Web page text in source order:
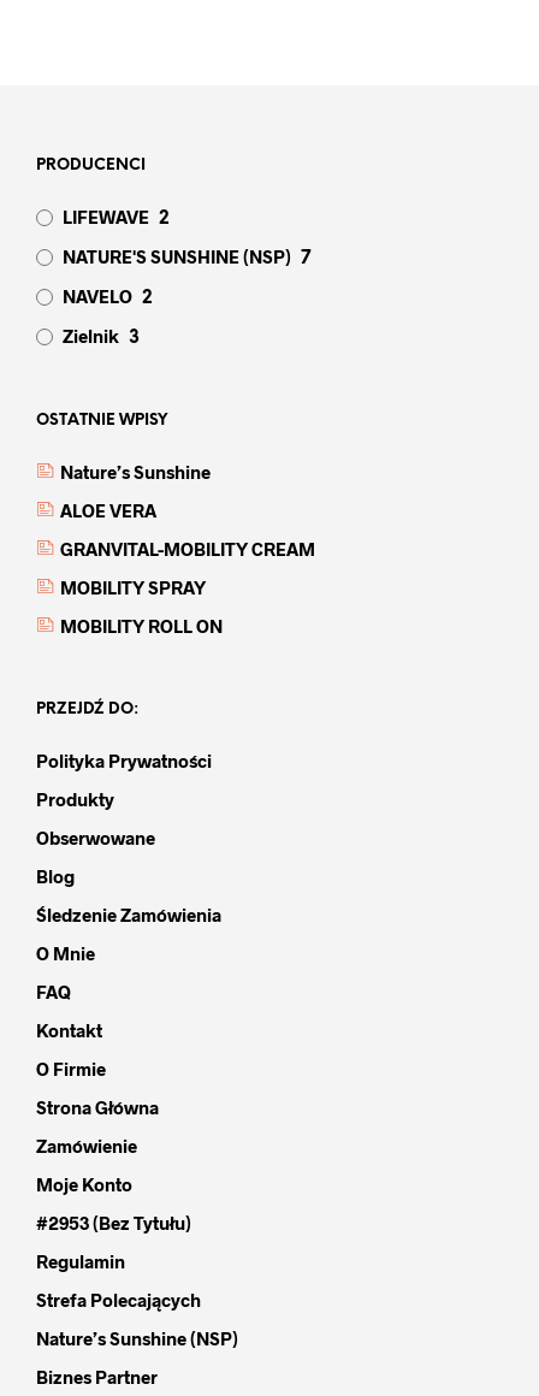
PRODUCENCI
LIFEWAVE 2
NATURE'S SUNSHINE (NSP) 7
NAVELO 2
Zielnik 3
OSTATNIE WPISY
Nature’s Sunshine
ALOE VERA
GRANVITAL-MOBILITY CREAM
MOBILITY SPRAY
MOBILITY ROLL ON
PRZEJDŹ DO:
Polityka Prywatności
Produkty
Obserwowane
Blog
Śledzenie Zamówienia
O Mnie
FAQ
Kontakt
O Firmie
Strona Główna
Zamówienie
Moje Konto
#2953 (bez Tytułu)
Regulamin
Strefa Polecających
Nature’s Sunshine (NSP)
Biznes Partner